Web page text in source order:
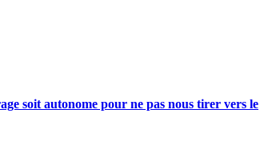
soit autonome pour ne pas nous tirer vers le